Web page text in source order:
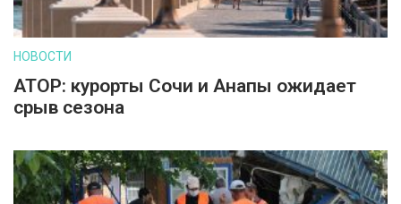
НОВОСТИ
АТОР: курорты Сочи и Анапы ожидает
срыв сезона